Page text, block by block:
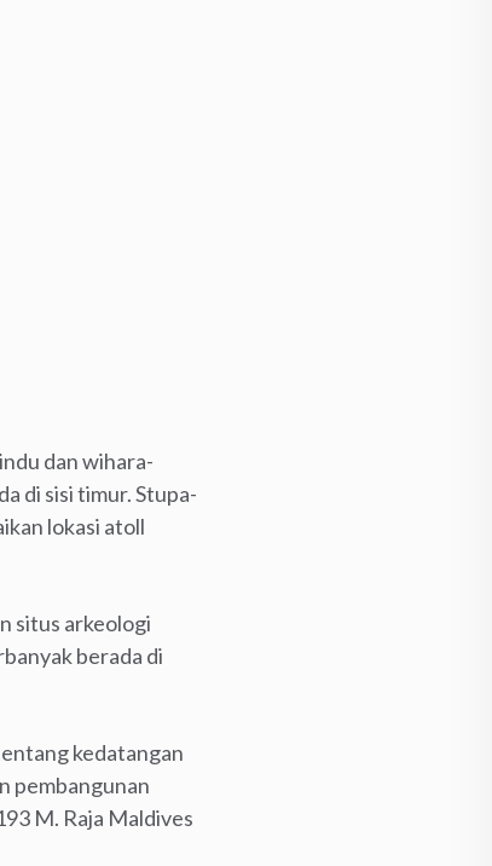
dan wihara-
di sisi timur. Stupa-
lokasi atoll
situs arkeologi
berada di
kedatangan
pembangunan
M. Raja Maldives